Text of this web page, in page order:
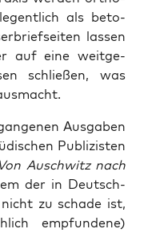
als beto­
las­sen
auf eine weit­ge­
schlie­ßen, was
Aus­ga­ben
Publi­zis­ten
Von Ausch­witz nach
der in Deutsch­
zu scha­de ist,
emp­fun­de­ne)